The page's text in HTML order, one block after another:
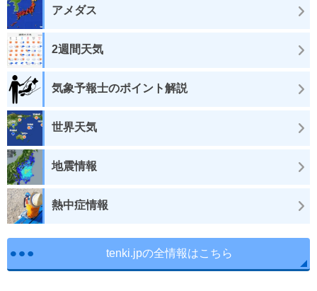
アメダス
2週間天気
気象予報士のポイント解説
世界天気
地震情報
熱中症情報
tenki.jpの全情報はこちら